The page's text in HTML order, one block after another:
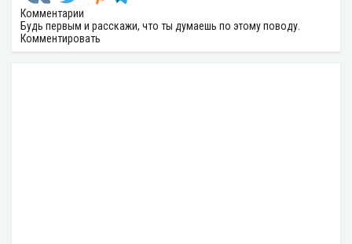
Комментарии
Будь первым и расскажи, что ты думаешь по этому поводу.
Комментировать